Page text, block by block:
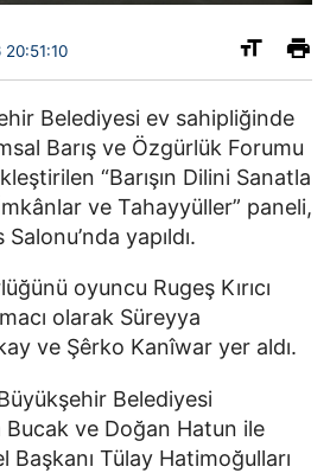
Belediyesi ev sahipliğinde
Barış ve Özgürlük Forumu
“Barışın Dilini Sanatla
ve Tahayyüller” paneli,
yapıldı.
oyuncu Rugeş Kırıcı
olarak Süreyya
ve Şêrko Kanîwar yer aldı.
Belediyesi
Bucak ve Doğan Hatun ile
Başkanı Tülay Hatimoğulları